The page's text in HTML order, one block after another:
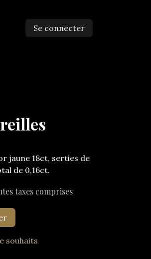
Se connecter
jaune 18ct, serties de
de 0,16ct.
taxes comprises
souhaits